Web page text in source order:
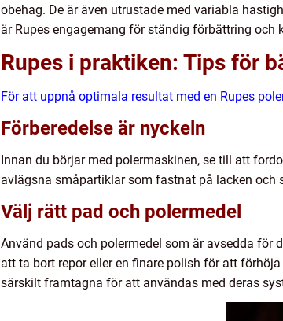
obehag. De är även utrustade med variabla
är Rupes engagemang för ständig förbättring
Rupes i praktiken: Tips för
För att uppnå optimala resultat med en Rupes
Förberedelse är nyckeln
Innan du börjar med polermaskinen, se till att
avlägsna småpartiklar som fastnat på lacken och
Välj rätt pad och polermedel
Använd pads och polermedel som är avsedda för
att ta bort repor eller en finare polish för att
särskilt framtagna för att användas med deras